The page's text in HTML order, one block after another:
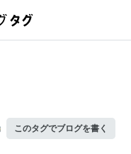
このタグでブログを書く